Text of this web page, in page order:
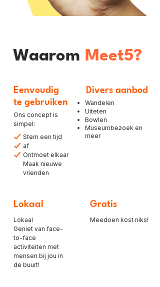
Waarom Meet5?
Eenvoudig
te gebruiken
Ons concept is
simpel:
Stem een tijd
af
Ontmoet elkaar
Maak nieuwe
vrienden
Divers aanbod
Wandelen
Uiteten
Bowlen
Museumbezoek en
meer
Lokaal
Lokaal
Geniet van face-
to-face
activiteiten met
mensen bij jou in
de buurt!
Gratis
Meedoen kost niks!